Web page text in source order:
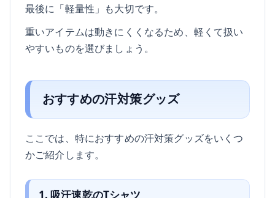
最後に「軽量性」も大切です。
重いアイテムは動きにくくなるため、軽くて扱い
やすいものを選びましょう。
おすすめの汗対策グッズ
ここでは、特におすすめの汗対策グッズをいくつ
かご紹介します。
1. 吸汗速乾のTシャツ